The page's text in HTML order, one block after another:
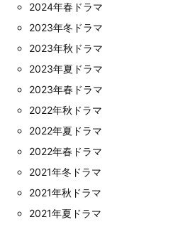
2024年春ドラマ
2023年冬ドラマ
2023年秋ドラマ
2023年夏ドラマ
2023年春ドラマ
2022年秋ドラマ
2022年夏ドラマ
2022年春ドラマ
2021年冬ドラマ
2021年秋ドラマ
2021年夏ドラマ